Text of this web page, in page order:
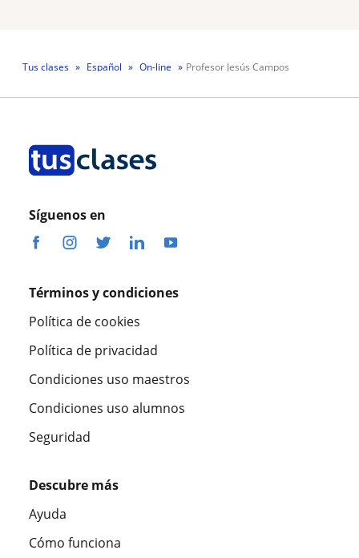
Tus clases Español On-line Profesor Jesús Campos
Síguenos en
Términos y condiciones
Política de cookies
Política de privacidad
Condiciones uso maestros
Condiciones uso alumnos
Seguridad
Descubre más
Ayuda
Cómo funciona